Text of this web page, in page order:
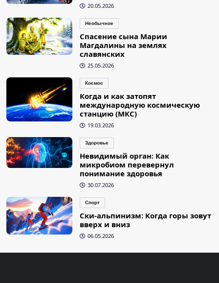
20.05.2026
Необычное
Спасение сына Марии
Магдалины на землях
славянских
25.05.2026
Космос
Когда и как затопят
международную космическую
станцию (МКС)
19.03.2026
Здоровье
Невидимый орган: Как
микробиом перевернул
понимание здоровья
30.07.2026
Спорт
Ски-альпинизм: Когда горы зовут
вверх и вниз
06.05.2026